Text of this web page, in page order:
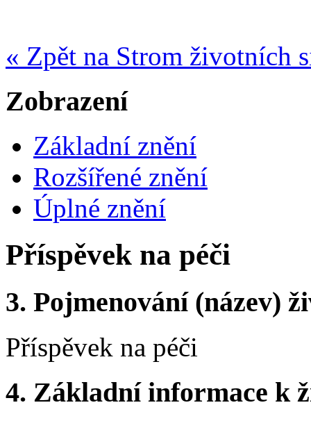
« Zpět na Strom životních
Zobrazení
Základní znění
Rozšířené znění
Úplné znění
Příspěvek na péči
3. Pojmenování (název)
Příspěvek na péči
4. Základní informace k